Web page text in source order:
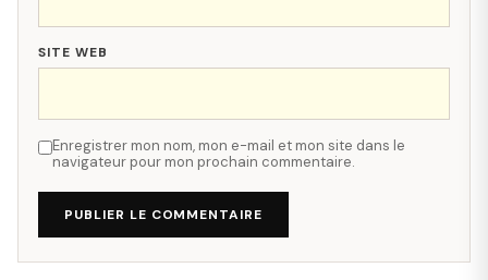
SITE WEB
Enregistrer mon nom, mon e-mail et mon site dans le
navigateur pour mon prochain commentaire.
PUBLIER LE COMMENTAIRE